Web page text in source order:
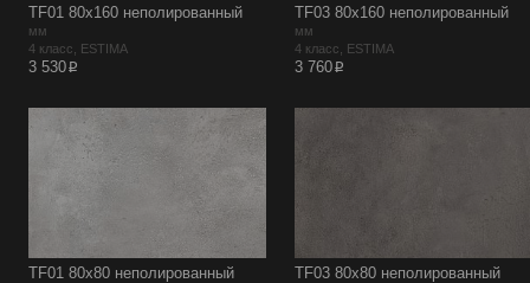
TF01 80х160 неполированный
мм
4 класс, ESTIMA
3 530p
TF03 80х160 неполированный
мм
4 класс, ESTIMA
3 760p
TF01 80х80 неполированный TF03 80х80 неполированный